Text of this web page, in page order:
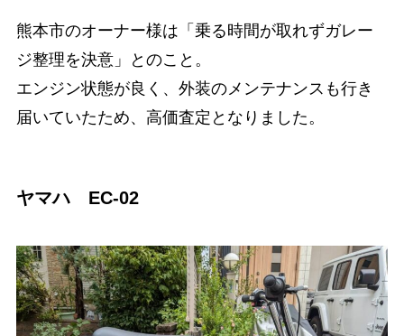
熊本市のオーナー様は「乗る時間が取れずガレー
ジ整理を決意」とのこと。
エンジン状態が良く、外装のメンテナンスも行き
届いていたため、高価査定となりました。
ヤマハ EC-02